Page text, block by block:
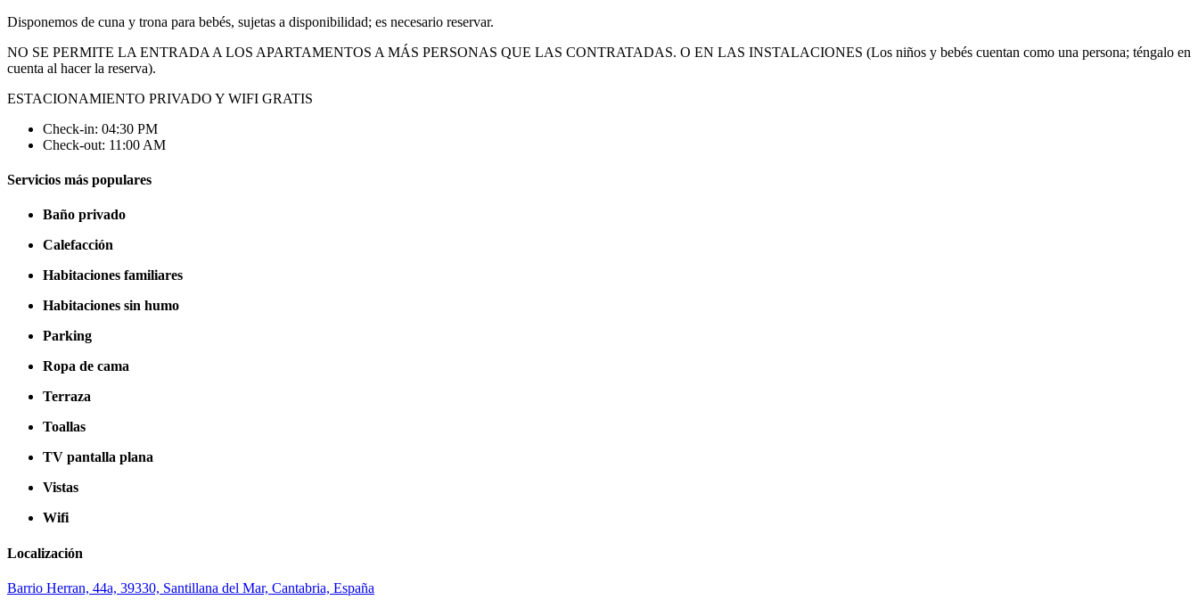
Disponemos de cuna y trona para bebés, sujetas a disponibilidad; es necesario reservar.
NO SE PERMITE LA ENTRADA A LOS APARTAMENTOS A MÁS PERSONAS QUE LAS CONTRATADAS. O EN LAS INSTALACIONES (Los niños y bebés cuentan como una persona; téngalo en
cuenta al hacer la reserva).
ESTACIONAMIENTO PRIVADO Y WIFI GRATIS
Check-in: 04:30 PM
Check-out: 11:00 AM
Servicios más populares
Baño privado
Calefacción
Habitaciones familiares
Habitaciones sin humo
Parking
Ropa de cama
Terraza
Toallas
TV pantalla plana
Vistas
Wifi
Localización
Barrio Herran, 44a, 39330, Santillana del Mar, Cantabria, España